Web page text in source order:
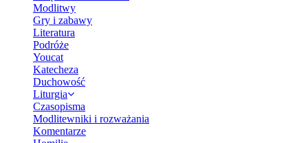
Modlitwy
Gry i zabawy
Literatura
Podróże
Youcat
Katecheza
Duchowość
Liturgia
Czasopisma
Modlitewniki i rozważania
Komentarze